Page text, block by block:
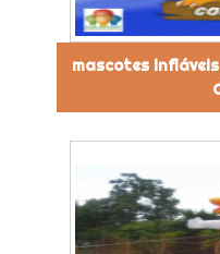
mascotes